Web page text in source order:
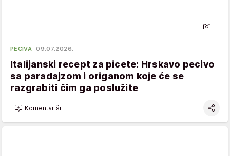
PECIVA 09.07.2026.
Italijanski recept za picete: Hrskavo pecivo
sa paradajzom i origanom koje će se
razgrabiti čim ga poslužite
Komentariši